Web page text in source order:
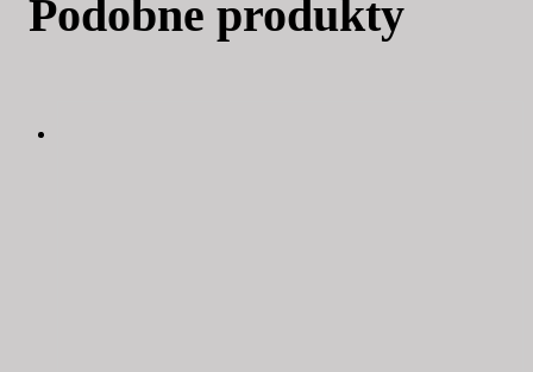
Podobne produkty